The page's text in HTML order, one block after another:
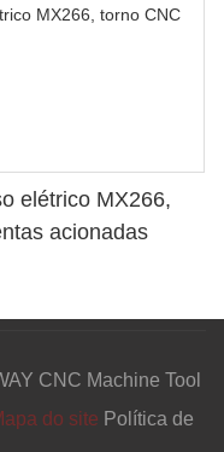
elétrico MX266,
acionadas
CNC Machine Tool
do site Política de